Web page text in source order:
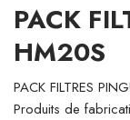
PACK
HM20S
PACK FILTRES
Produits de